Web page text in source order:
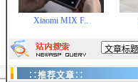
Xiaomi MIX F..
∷推荐文章∷